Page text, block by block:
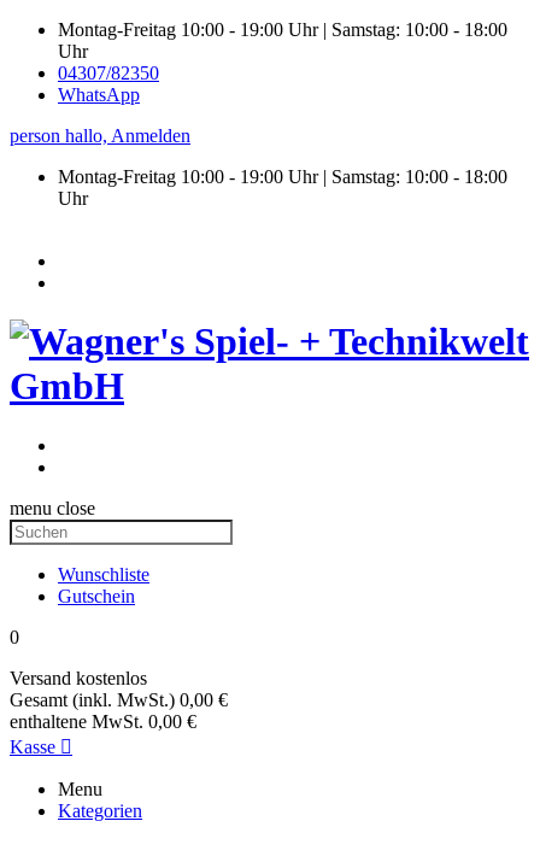
Montag-Freitag 10:00 - 19:00 Uhr | Samstag: 10:00 - 18:00
Uhr
04307/82350
WhatsApp
person hallo, Anmelden
Montag-Freitag 10:00 - 19:00 Uhr | Samstag: 10:00 - 18:00
Uhr
menu close
Wunschliste
Gutschein
0
Versand kostenlos
Gesamt (inkl. MwSt.) 0,00 €
enthaltene MwSt. 0,00 €
Kasse 
Menu
Kategorien